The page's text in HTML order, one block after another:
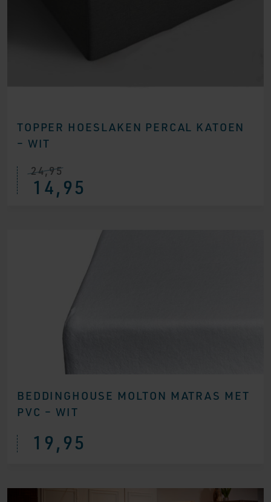
TOPPER HOESLAKEN PERCAL KATOEN
– WIT
24,95
14,95
BEDDINGHOUSE MOLTON MATRAS MET
PVC – WIT
19,95